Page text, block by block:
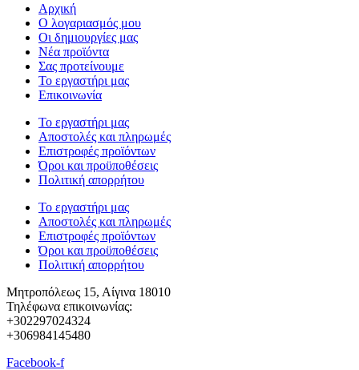
Αρχική
Ο λογαριασμός μου
Οι δημιουργίες μας
Νέα προϊόντα
Σας προτείνουμε
Το εργαστήρι μας
Επικοινωνία
Το εργαστήρι μας
Αποστολές και πληρωμές
Επιστροφές προϊόντων
Όροι και προϋποθέσεις
Πολιτική απορρήτου
Το εργαστήρι μας
Αποστολές και πληρωμές
Επιστροφές προϊόντων
Όροι και προϋποθέσεις
Πολιτική απορρήτου
Μητροπόλεως 15, Αίγινα 18010
Τηλέφωνα επικοινωνίας:
+302297024324
+306984145480
Facebook-f